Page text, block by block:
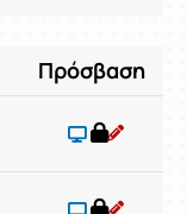
Πρόσβαση